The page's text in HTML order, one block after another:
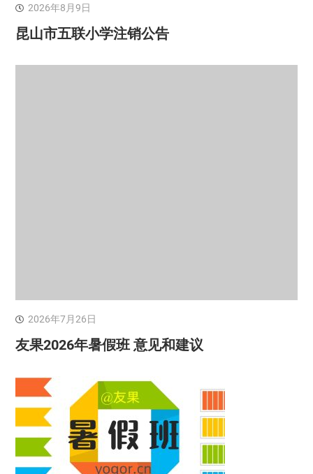
2026年8月9日
昆山市五联小学注销公告
2026年7月26日
友果2026年暑假班 意见和建议